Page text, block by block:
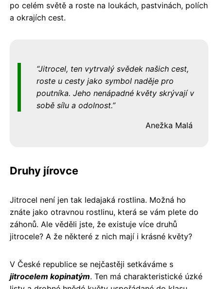
po celém světě a roste na loukách, pastvinách, polích
a okrajích cest.
Jitrocel, ten vytrvalý svědek našich cest,
roste u cesty jako symbol naděje pro
poutníka. Jeho nenápadné květy skrývají v
sobě sílu a odolnost.
Anežka Malá
Druhy jírovce
Jitrocel není jen tak ledajaká rostlina. Možná ho
znáte jako otravnou rostlinu, která se vám plete do
záhonů. Ale věděli jste, že existuje více druhů
jitrocele? A že některé z nich mají i krásné květy?
V České republice se nejčastěji setkáváme s
jitrocelem kopinatým. Ten má charakteristické úzké